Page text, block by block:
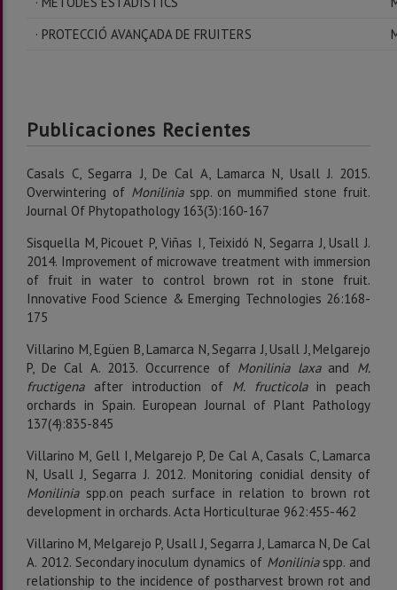
· PROTECCIÓ AVANÇADA DE FRUITERS
Publicaciones Recientes
Casals C, Segarra J, De Cal A, Lamarca N, Usall J. 2015.
Overwintering of Moniliniaspp. on mummified stone fruit.
Journal Of Phytopathology 163(3):160-167
Sisquella M, Picouet P, Viñas I, Teixidó N, Segarra J, Usall J.
2014. Improvement of microwave treatment with immersion
of fruit in water to control brown rot in stone fruit.
Innovative Food Science & Emerging Technologies 26:168-
175
Villarino M, Egüen B, Lamarca N, Segarra J, Usall J, Melgarejo
P, De Cal A. 2013. Occurrence of Monilinia laxaand M.
fructigenaafter introduction of M. fructicolain peach
orchards in Spain. European Journal of Plant Pathology
137(4):835-845
Villarino M, Gell I, Melgarejo P, De Cal A, Casals C, Lamarca
N, Usall J, Segarra J. 2012. Monitoring conidial density of
Moniliniaspp.on peach surface in relation to brown rot
development in orchards. Acta Horticulturae 962:455-462
Villarino M, Melgarejo P, Usall J, Segarra J, Lamarca N, De Cal
A. 2012. Secondary inoculum dynamics of Moniliniaspp. and
relationship to the incidence of postharvest brown rot and